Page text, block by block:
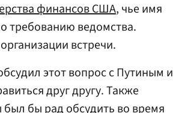
финансов США, чье имя
требованию ведомства.
встречи.
этот вопрос с Путиным и
друг другу. Также
бы рад обсудить во время